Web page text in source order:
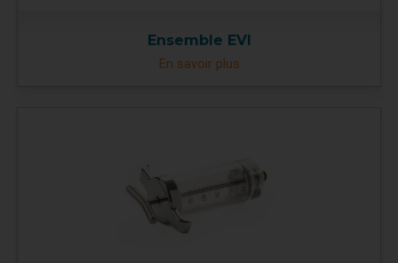
Ensemble EVI
En savoir plus